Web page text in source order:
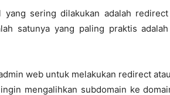
sering dilakukan adalah redirect
satunya yang paling praktis
web untuk melakukan redirect
mengalihkan subdomain ke